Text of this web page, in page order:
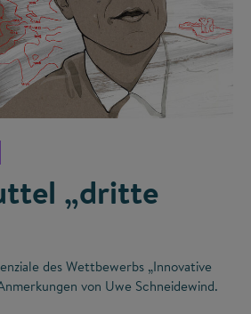
„dritte
des Wettbewerbs „Innovative
von Uwe Schneidewind.